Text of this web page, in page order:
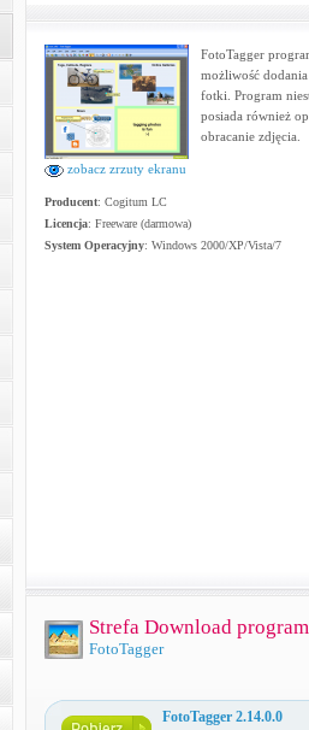
zobacz zrzuty ekranu
FotoTagger
możliwość
fotki. Program
posiada również
obracanie zdjęcia.
Producent: Cogitum LC
Licencja: Freeware (darmowa)
System Operacyjny: Windows 2000/XP/Vista/7
Strefa Download
FotoTagger
FotoTagger 2.14.0.0